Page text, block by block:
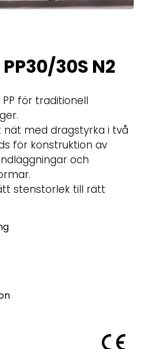
30S N2
för traditionell
nät med dragstyrka i två
för konstruktion av
och
stenstorlek till rätt